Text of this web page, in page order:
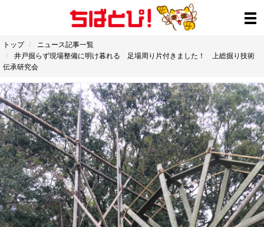
トップ
ニュース記事一覧
井戸掘らず現場整備に明け暮れる 足場周り片付きました！ 上総掘り技術
伝承研究会